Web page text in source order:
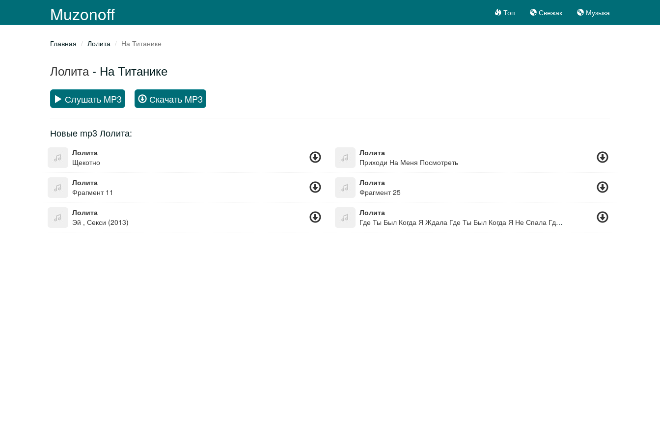
Muzonoff Топ Свежак Музыка
Главная Лолита На Титанике
Лолита- На Титанике
Слушать MP3 Скачать MP3
Новые mp3 Лолита:
Лолита
Щекотно
Лолита
Приходи На Меня Посмотреть
Лолита
Фрагмент 11
Лолита
Фрагмент 25
Лолита
Эй , Секси (2013)
Лолита
Где Ты Был Когда Я Ждала Где Ты Был Когда Я Не Спала Где Ты Был Когда Слезы Мои Лились До Утра Как Вода Из Ведра.. Слушай Отвали!!